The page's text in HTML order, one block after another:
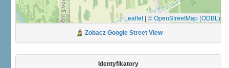
Leaflet | © OpenStreetMap (ODBL)
Zobacz Google Street View
Identyfikatory